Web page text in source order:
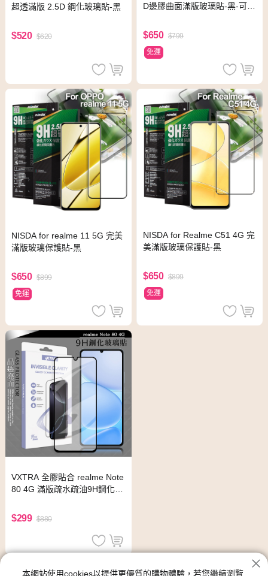
超透滿版 2.5D 鋼化玻璃貼-黑
$520 $620
D邊膠曲面滿版玻璃貼-黑-可指
$650 $799
免運
NISDA for realme 11 5G 完美
滿版玻璃保護貼-黑
$650 $899
免運
NISDA for Realme C51 4G 完
美滿版玻璃保護貼-黑
$650 $899
免運
VXTRA 全膠貼合 realme Note
80 4G 滿版疏水疏油9H鋼化頂
$299 $880
realme保護貼
本網站使用cookies以提供更優質的購物體驗，若您繼續瀏覽